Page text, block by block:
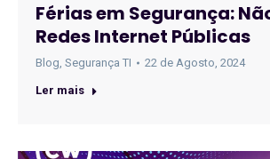
Férias em Segurança:
Redes Internet Públicas
Blog, Segurança TI 22 de Agosto, 2024
Ler mais